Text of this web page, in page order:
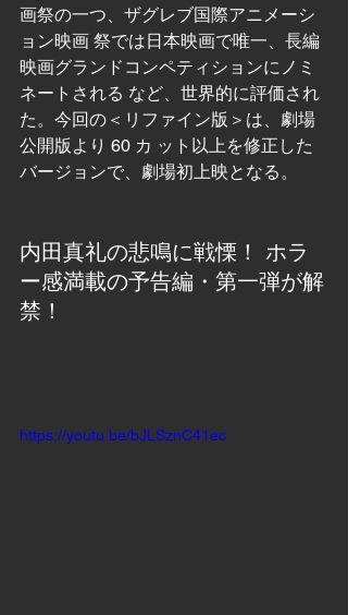
画祭の一つ、ザグレブ国際アニメーシ
ョン映画 祭では日本映画で唯一、長編
映画グランドコンペティションにノミ
ネートされる など、世界的に評価され
た。今回の＜リファイン版＞は、劇場
公開版より 60 カ ット以上を修正した
バージョンで、劇場初上映となる。
内田真礼の悲鳴に戦慄！ ホラ
ー感満載の予告編・第一弾が解
禁！
https://youtu.be/bJLSznC41ec